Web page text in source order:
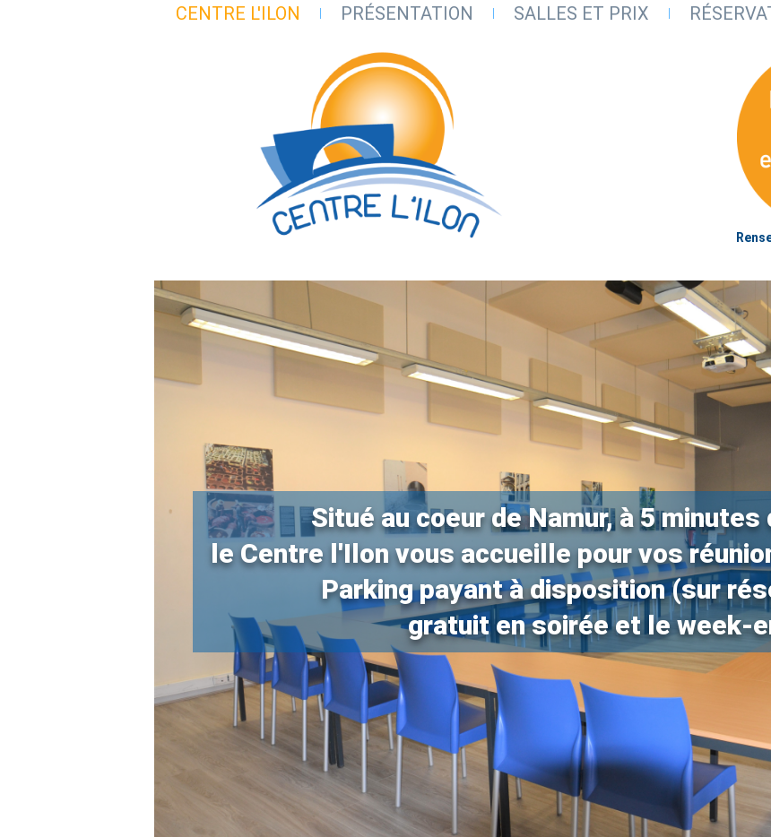
CENTRE L'ILON PRÉSENTATION SALLES ET PRIX
Situé au coeur de Namur, à 5 minutes
le Centre l'Ilon vous accueille pour vos
Parking payant à disposition (sur
gratuit en soirée et le week-